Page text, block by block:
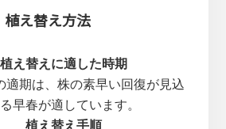
植え替え方法
植え替えに適した時期
適期は、株の素早い回復が見込
早春が適しています。
植え替え手順